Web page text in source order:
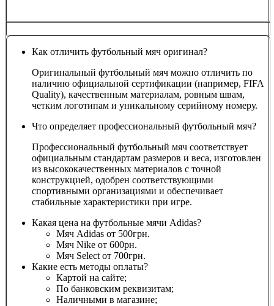
Как отличить футбольный мяч оригинал?
Оригинальный футбольный мяч можно отличить по
наличию официальной сертификации (например, FIFA
Quality), качественным материалам, ровным швам,
четким логотипам и уникальному серийному номеру.
Что определяет профессиональный футбольный мяч?
Профессиональный футбольный мяч соответствует
официальным стандартам размеров и веса, изготовлен
из высококачественных материалов с точной
конструкцией, одобрен соответствующими
спортивными организациями и обеспечивает
стабильные характеристики при игре.
Какая цена на футбольные мячи Adidas?
Мяч Adidas от 500грн.
Мяч Nike от 600рн.
Мяч Select от 700грн.
Какие есть методы оплаты?
Картой на сайте;
По банковским реквизитам;
Наличными в магазине;